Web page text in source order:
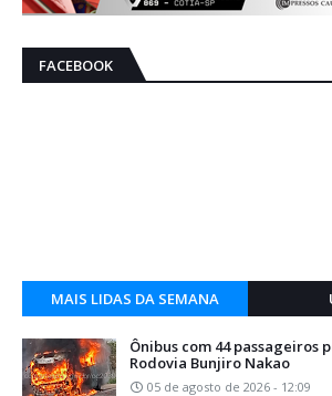
FACEBOOK
MAIS LIDAS DA SEMANA
Ônibus com 44 passageiros
Rodovia Bunjiro Nakao
05 de agosto de 2026 - 12:09